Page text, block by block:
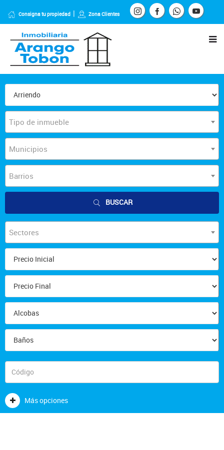
Consigna tu propiedad Zona Clientes
Tipo de inmueble
Municipios
Barrios
BUSCAR
Sectores
Más opciones